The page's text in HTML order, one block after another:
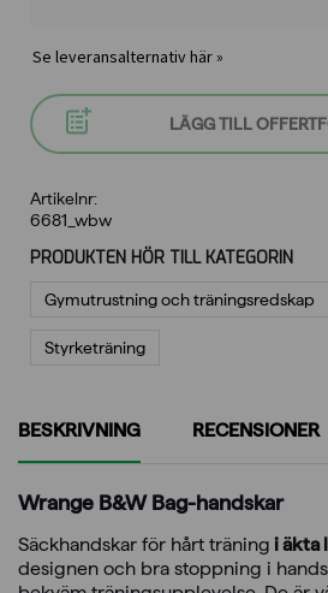
Se leveransalternativ här »
LÄGG TILL
Artikelnr:
6681_wbw
PRODUKTEN HÖR TILL KATEGORIN
Gymutrustning och träningsredskap
Styrketräning
BESKRIVNING RECENSIONER
Wrange B&W Bag-handskar
Säckhandskar för hårt träning i äkta
designen och bra stoppning i